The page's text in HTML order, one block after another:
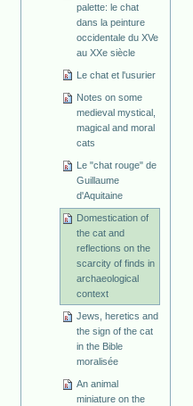
palette: le chat
dans la peinture
occidentale du XVe
au XXe siècle
Le chat et l'usurier
Notes on some
medieval mystical,
magical and moral
cats
Le "chat rouge" de
Guillaume
d'Aquitaine
Domestication of
the cat and
reflections on the
scarcity of finds in
archaeological
context
Jews, heretics and
the sign of the cat
in the Bible
moralisée
An animal
miniature on the